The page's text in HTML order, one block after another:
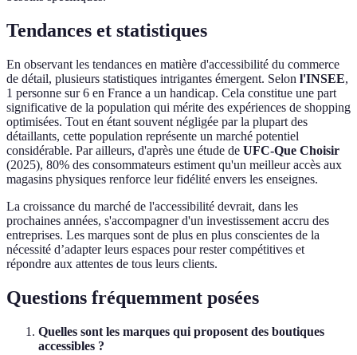
Tendances et statistiques
En observant les tendances en matière d'accessibilité du commerce
de détail, plusieurs statistiques intrigantes émergent. Selon l'INSEE,
1 personne sur 6 en France a un handicap. Cela constitue une part
significative de la population qui mérite des expériences de shopping
optimisées. Tout en étant souvent négligée par la plupart des
détaillants, cette population représente un marché potentiel
considérable. Par ailleurs, d'après une étude de UFC-Que Choisir
(2025), 80% des consommateurs estiment qu'un meilleur accès aux
magasins physiques renforce leur fidélité envers les enseignes.
La croissance du marché de l'accessibilité devrait, dans les
prochaines années, s'accompagner d'un investissement accru des
entreprises. Les marques sont de plus en plus conscientes de la
nécessité d’adapter leurs espaces pour rester compétitives et
répondre aux attentes de tous leurs clients.
Questions fréquemment posées
Quelles sont les marques qui proposent des boutiques
accessibles ?